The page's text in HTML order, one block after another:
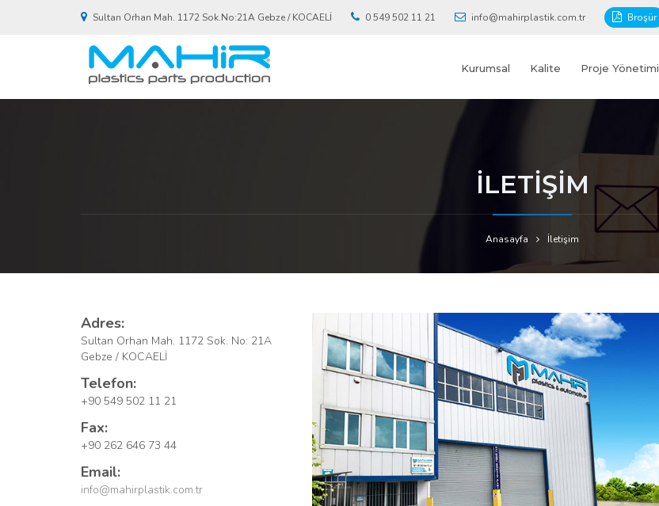
Sultan Orhan Mah. 1172 Sok.No:21A Gebze / KOCAELİ 0 549 502 11 21 info@mahirplastik.com.tr Broşür
Kurumsal Kalite Proje Yönetimi
İLETİŞİM
Anasayfa İletişim
Adres:
Sultan Orhan Mah. 1172 Sok. No: 21A
Gebze / KOCAELİ
Telefon:
+90 549 502 11 21
Fax:
+90 262 646 73 44
Email:
info@mahirplastik.com.tr